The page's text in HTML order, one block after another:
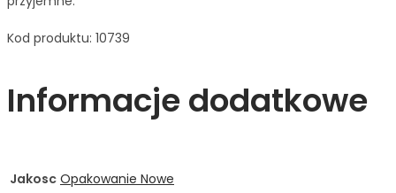
Kod produktu: 10739
Informacje dodatkowe
Jakosc Opakowanie Nowe